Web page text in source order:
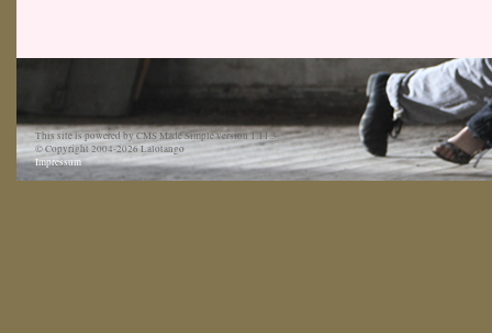
This site is powered by CMS Made Simple version 1.11.3
© Copyright 2004-2026 Lalotango
Impressum